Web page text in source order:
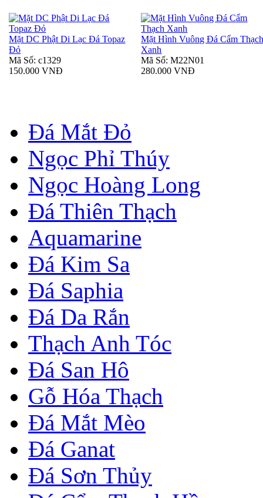
Mặt DC Phật Di Lạc Đá Topaz
Đỏ
Mã Số: c1329
150.000 VNĐ
Mặt Hình Vuông Đá Cẩm
Xanh
Mã Số: M22N01
280.000 VNĐ
Đá Mắt Đỏ
Ngọc Phỉ Thúy
Ngọc Hoàng Long
Đá Thiên Thạch
Aquamarine
Đá Kim Sa
Đá Saphia
Đá Da Rắn
Thạch Anh Tóc
Đá San Hô
Gỗ Hóa Thạch
Đá Mắt Mèo
Đá Ganat
Đá Sơn Thủy